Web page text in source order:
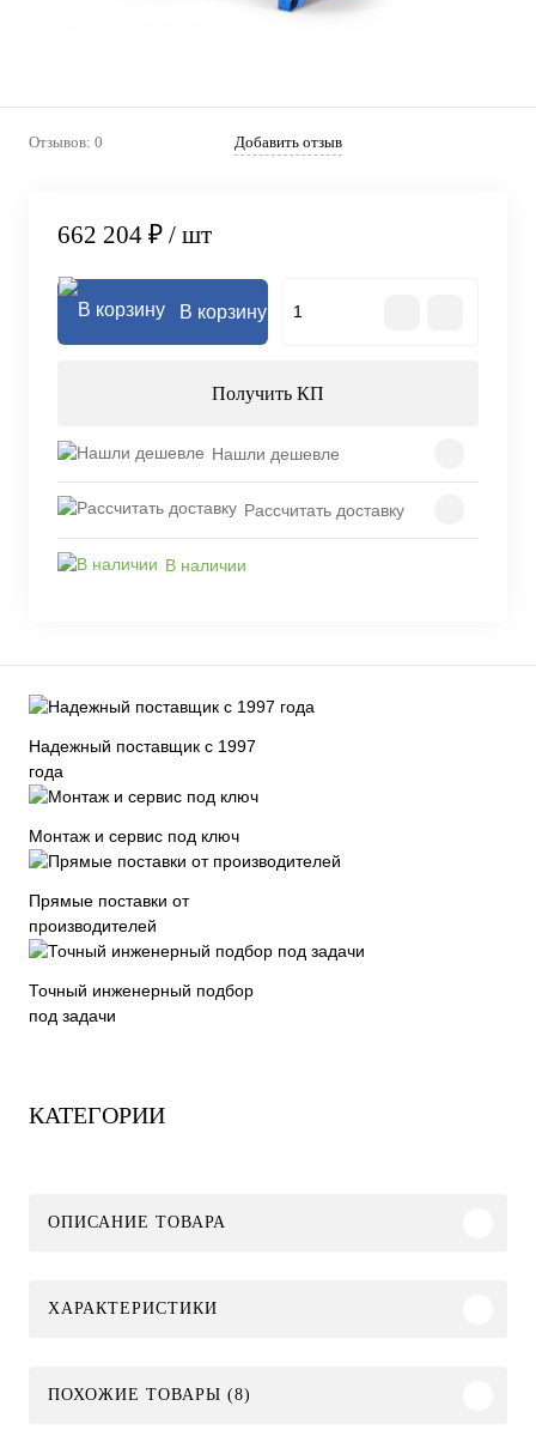
Отзывов: 0 Добавить отзыв
662 204 ₽ / шт
В корзину
Получить КП
Нашли дешевле
Рассчитать доставку
В наличии
Надежный поставщик с 1997
года
Монтаж и сервис под ключ
Прямые поставки от
производителей
Точный инженерный подбор
под задачи
КАТЕГОРИИ
ОПИСАНИЕ ТОВАРА
ХАРАКТЕРИСТИКИ
ПОХОЖИЕ ТОВАРЫ (8)